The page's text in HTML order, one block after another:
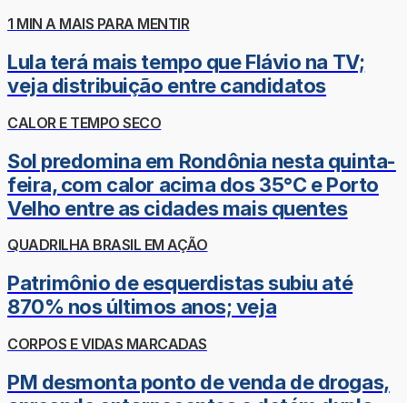
1 MIN A MAIS PARA MENTIR
Lula terá mais tempo que Flávio na TV;
veja distribuição entre candidatos
CALOR E TEMPO SECO
Sol predomina em Rondônia nesta quinta-
feira, com calor acima dos 35°C e Porto
Velho entre as cidades mais quentes
QUADRILHA BRASIL EM AÇÃO
Patrimônio de esquerdistas subiu até
870% nos últimos anos; veja
CORPOS E VIDAS MARCADAS
PM desmonta ponto de venda de drogas,